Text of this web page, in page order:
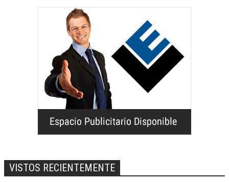
VISTOS RECIENTEMENTE